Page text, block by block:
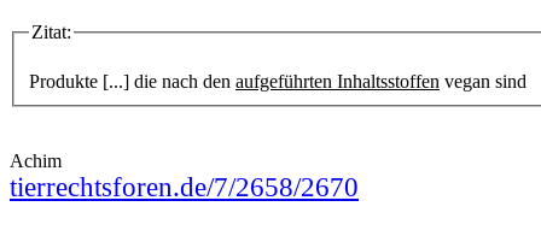
Zitat:
Produkte [...] die nach den aufgeführten Inhaltsstoffen vegan sind
Achim
tierrechtsforen.de/7/2658/2670